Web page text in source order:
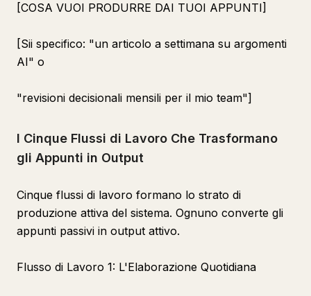
[COSA VUOI PRODURRE DAI TUOI APPUNTI]
[Sii specifico: "un articolo a settimana su argomenti
AI" o
"revisioni decisionali mensili per il mio team"]
I Cinque Flussi di Lavoro Che Trasformano
gli Appunti in Output
Cinque flussi di lavoro formano lo strato di
produzione attiva del sistema. Ognuno converte gli
appunti passivi in output attivo.
Flusso di Lavoro 1: L'Elaborazione Quotidiana